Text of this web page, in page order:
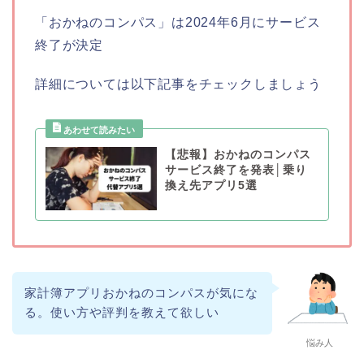
「おかねのコンパス」は2024年6月にサービス
終了が決定
詳細については以下記事をチェックしましょう
【悲報】おかねのコンパス
サービス終了を発表│乗り
換え先アプリ5選
悩み人
家計簿アプリおかねのコンパスが気にな
る。使い方や評判を教えて欲しい